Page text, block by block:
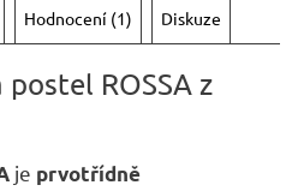
Hodnocení (1) Diskuze
ROSSA z
je prvotřídně